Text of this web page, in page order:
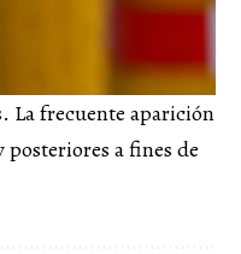
La frecuente aparición
a fines de